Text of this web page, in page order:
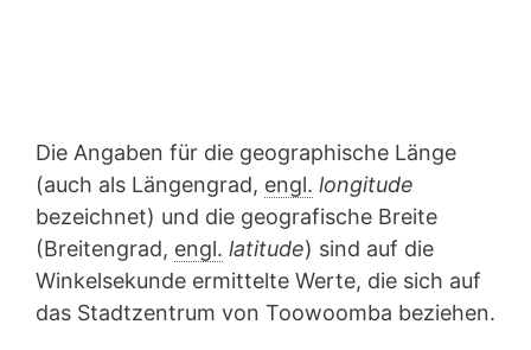
Die Angaben für die geographische Länge
(auch als Längengrad, engl. longitude
bezeichnet) und die geografische Breite
(Breitengrad, engl. latitude) sind auf die
Winkelsekunde ermittelte Werte, die sich auf
das Stadtzentrum von Toowoomba beziehen.